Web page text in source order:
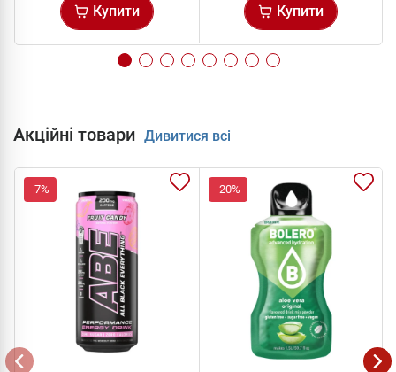
Купити
Купити
Акційні товари Дивитися всі
-7% -20%